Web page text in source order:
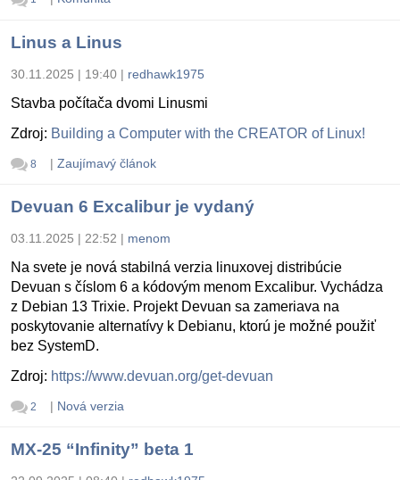
Linus a Linus
30.11.2025 | 19:40 | redhawk1975
Stavba počítača dvomi Linusmi
Zdroj: Building a Computer with the CREATOR of Linux!
8 | Zaujímavý článok
Devuan 6 Excalibur je vydaný
03.11.2025 | 22:52 | menom
Na svete je nová stabilná verzia linuxovej distribúcie
Devuan s číslom 6 a kódovým menom Excalibur. Vychádza
z Debian 13 Trixie. Projekt Devuan sa zameriava na
poskytovanie alternatívy k Debianu, ktorú je možné použiť
bez SystemD.
Zdroj: https://www.devuan.org/get-devuan
2 | Nová verzia
MX-25 “Infinity” beta 1